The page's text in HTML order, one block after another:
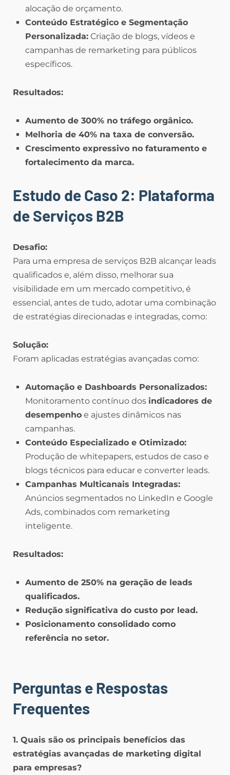
alocação de orçamento.
Conteúdo Estratégico e Segmentação
Personalizada: Criação de blogs, vídeos e
campanhas de remarketing para públicos
específicos.
Resultados:
Aumento de 300% no tráfego orgânico.
Melhoria de 40% na taxa de conversão.
Crescimento expressivo no faturamento e
fortalecimento da marca.
Estudo de Caso 2: Plataforma
de Serviços B2B
Desafio:
Para uma empresa de serviços B2B alcançar leads
qualificados e, além disso, melhorar sua
visibilidade em um mercado competitivo, é
essencial, antes de tudo, adotar uma combinação
de estratégias direcionadas e integradas, como:
Solução:
Foram aplicadas estratégias avançadas como:
Automação e Dashboards Personalizados:
Monitoramento contínuo dos indicadores de
desempenho e ajustes dinâmicos nas
campanhas.
Conteúdo Especializado e Otimizado:
Produção de whitepapers, estudos de caso e
blogs técnicos para educar e converter leads.
Campanhas Multicanais Integradas:
Anúncios segmentados no LinkedIn e Google
Ads, combinados com remarketing
inteligente.
Resultados:
Aumento de 250% na geração de leads
qualificados.
Redução significativa do custo por lead.
Posicionamento consolidado como
referência no setor.
Perguntas e Respostas
Frequentes
1. Quais são os principais benefícios das
estratégias avançadas de marketing digital
para empresas?